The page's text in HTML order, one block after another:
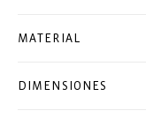
MATERIAL
DIMENSIONES